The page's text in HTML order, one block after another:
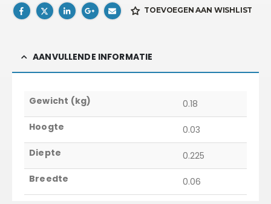
TOEVOEGEN AAN WISHLIST
AANVULLENDE INFORMATIE
Gewicht (kg)
0.18
Hoogte
0.03
Diepte
0.225
Breedte
0.06